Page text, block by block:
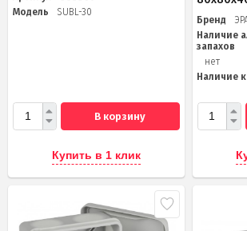
Модель
SUBL-30
В корзину
Купить в 1 клик
Бренд
Наличие
запахов
нет
Наличие